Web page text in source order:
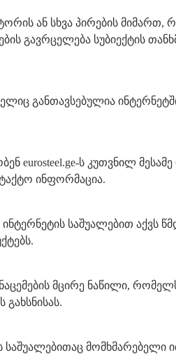
ან სხვა პირების მიმართ,
გავრცელება სუბიექტის
განთავსებულია
eurosteel.ge-ს კუთვნილ
ინფორმაცია.
საშუალებით აქვს
მცირე ნაწილი,
მომხმარებელი